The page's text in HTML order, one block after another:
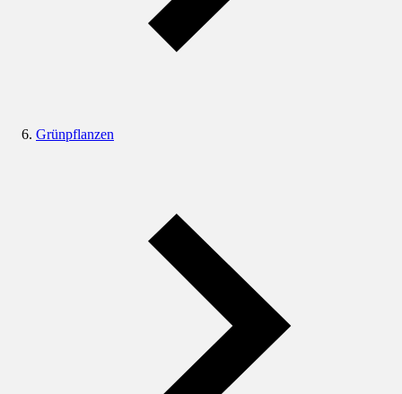
Grünpflanzen